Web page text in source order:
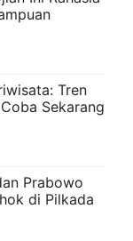
Tren
Sekarang
Prabowo
di Pilkada